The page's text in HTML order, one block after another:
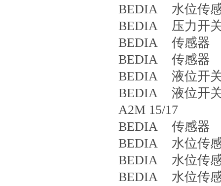
BEDIA 水位传
BEDIA 压力开
BEDIA 传感器
BEDIA 传感器
BEDIA 液位开关
BEDIA 液位开关
A2M 15/17
BEDIA 传感器
BEDIA 水位传
BEDIA 水位传
BEDIA 水位传